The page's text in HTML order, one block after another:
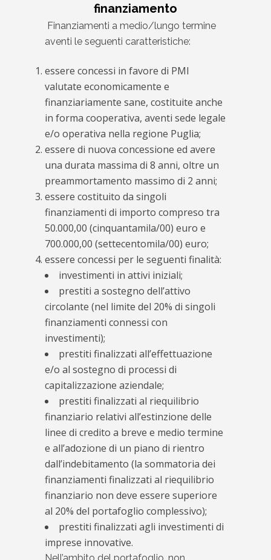
finanziamento
Finanziamenti a medio/lungo termine
aventi le seguenti caratteristiche:
essere concessi in favore di PMI
valutate economicamente e
finanziariamente sane, costituite anche
in forma cooperativa, aventi sede legale
e/o operativa nella regione Puglia;
essere di nuova concessione ed avere
una durata massima di 8 anni, oltre un
preammortamento massimo di 2 anni;
essere costituito da singoli
finanziamenti di importo compreso tra
50.000,00 (cinquantamila/00) euro e
700.000,00 (settecentomila/00) euro;
essere concessi per le seguenti finalità:
investimenti in attivi iniziali;
prestiti a sostegno dell’attivo
circolante (nel limite del 20% di singoli
finanziamenti connessi con
investimenti);
prestiti finalizzati all’effettuazione
e/o al sostegno di processi di
capitalizzazione aziendale;
prestiti finalizzati al riequilibrio
finanziario relativi all’estinzione delle
linee di credito a breve e medio termine
e all’adozione di un piano di rientro
dall’indebitamento (la sommatoria dei
finanziamenti finalizzati al riequilibrio
finanziario non deve essere superiore
al 20% del portafoglio complessivo);
prestiti finalizzati agli investimenti di
imprese innovative.
Nell’ambito del portafoglio, non